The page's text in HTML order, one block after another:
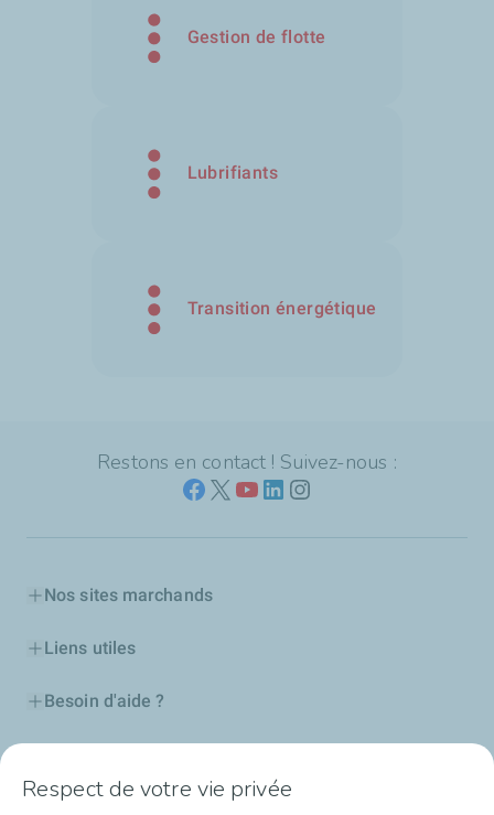
Gestion de flotte
Lubrifiants
Transition énergétique
Restons en contact ! Suivez-nous :
Nos sites marchands
Liens utiles
Besoin d'aide ?
Certificats d'économies d'énergie
Respect de votre vie privée